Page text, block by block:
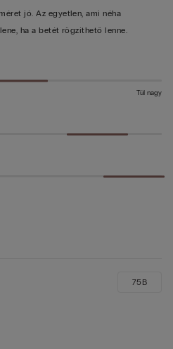
jó. Az egyetlen, ami néha
ha a betét rögzíthető lenne.
Túl nagy
75B